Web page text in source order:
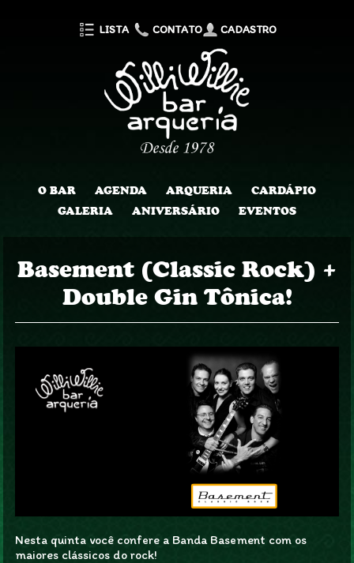
LISTA CONTATO CADASTRO
O BAR AGENDA ARQUERIA
CARDÁPIO
GALERIA
ANIVERSÁRIO EVENTOS
Basement (Classic Rock) +
Double Gin Tônica!
Nesta quinta você confere a Banda Basement com os
maiores clássicos do rock!